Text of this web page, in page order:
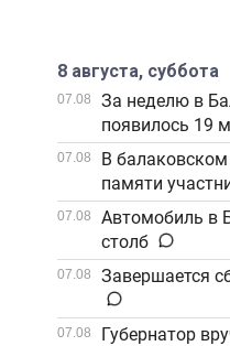
8 августа, суббота
07.08
За неделю в
появилось 19
07.08
В
памяти
07.08
Автомобиль в
столб
07.08 Завершается
07.08 Губернатор